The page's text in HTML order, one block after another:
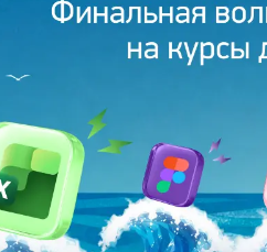
Главная /Банк слайдов /
ПРЕЗЕНТАЦИЯ 89
ЛУЧЕНКО
Моё избранное